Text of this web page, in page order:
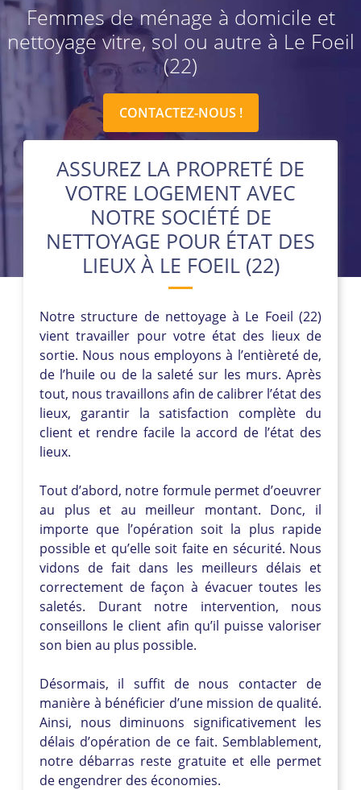
Femmes de ménage à domicile et
nettoyage vitre, sol ou autre à Le Foeil
(22)
CONTACTEZ-NOUS !
ASSUREZ LA PROPRETÉ DE
VOTRE LOGEMENT AVEC
NOTRE SOCIÉTÉ DE
NETTOYAGE POUR ÉTAT DES
LIEUX À LE FOEIL (22)
Notre structure de nettoyage à Le Foeil (22)
vient travailler pour votre état des lieux de
sortie. Nous nous employons à l’entièreté de,
de l’huile ou de la saleté sur les murs. Après
tout, nous travaillons afin de calibrer l’état des
lieux, garantir la satisfaction complète du
client et rendre facile la accord de l’état des
lieux.
Tout d’abord, notre formule permet d’oeuvrer
au plus et au meilleur montant. Donc, il
importe que l’opération soit la plus rapide
possible et qu’elle soit faite en sécurité. Nous
vidons de fait dans les meilleurs délais et
correctement de façon à évacuer toutes les
saletés. Durant notre intervention, nous
conseillons le client afin qu’il puisse valoriser
son bien au plus possible.
Désormais, il suffit de nous contacter de
manière à bénéficier d’une mission de qualité.
Ainsi, nous diminuons significativement les
délais d’opération de ce fait. Semblablement,
notre débarras reste gratuite et elle permet
de engendrer des économies.